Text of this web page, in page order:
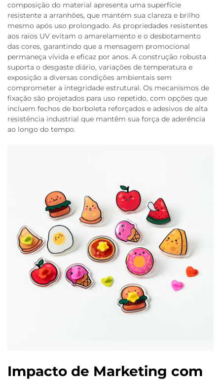
composição do material apresenta uma superfície
resistente a arranhões, que mantém sua clareza e brilho
mesmo após uso prolongado. As propriedades resistentes
aos raios UV evitam o amarelamento e o desbotamento
das cores, garantindo que a mensagem promocional
permaneça vívida e eficaz por anos. A construção robusta
suporta o desgaste diário, variações de temperatura e
exposição a diversas condições ambientais sem
comprometer a integridade estrutural. Os mecanismos de
fixação são projetados para uso repetido, com opções que
incluem fechos de borboleta reforçados e adesivos de alta
resistência industrial que mantêm sua força de aderência
ao longo do tempo.
Impacto de Marketing com